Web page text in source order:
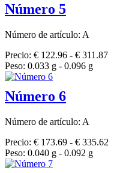
Número 5
Número de artículo: A
Precio: € 122.96 - € 311.87
Peso: 0.033 g - 0.096 g
Número 6
Número de artículo: A
Precio: € 173.69 - € 335.62
Peso: 0.040 g - 0.092 g